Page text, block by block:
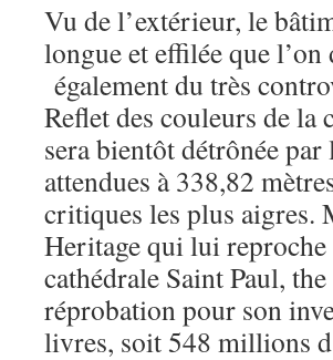
Vu de l’extérieur, le
longue et effilée que
également du très
Reflet des couleurs de
sera bientôt détrônée
attendues à 338,82
critiques les plus aigres.
Heritage qui lui reproche
cathédrale Saint Paul,
réprobation pour son
livres, soit 548 millions